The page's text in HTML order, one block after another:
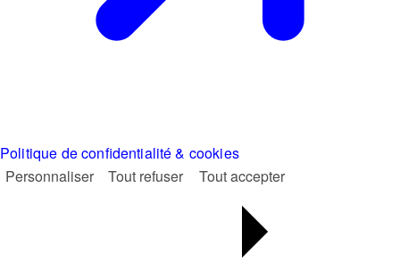
Politique de confidentialité & cookies
Personnaliser
Tout refuser Tout accepter